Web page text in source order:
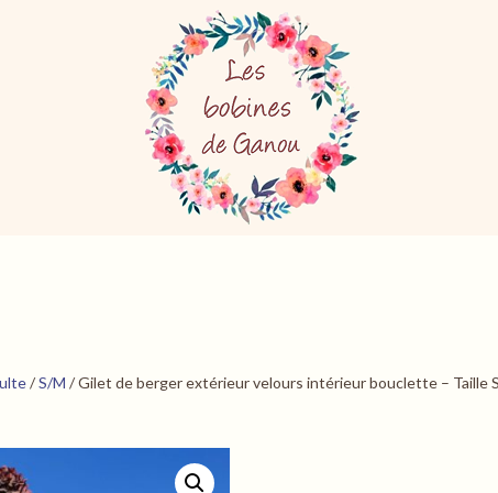
/S/M / Gilet de berger extérieur velours intérieur bouclette – Taille